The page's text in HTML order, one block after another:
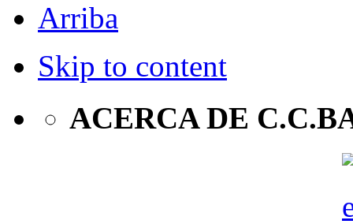
Arriba
Skip to content
ACERCA DE